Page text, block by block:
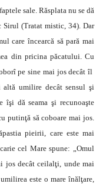
sale. Răsplata nu se dă
Sirul (Tratat mistic, 34). Dar
care încearcă să pară mai
din pricina păcatului. Cu
pe sine mai jos decât îl
altă umilire decât sensul şi
îşi dă seama şi recunoaşte
putinţă să coboare mai jos.
pieirii, care este mai
cel Mare spune: „Omul
jos decât ceilalţi, unde mai
este o mare înălţare,